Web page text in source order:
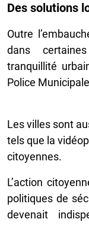
Des solutions
Outre
dans
tranquillité
Police
Les villes sont
tels que la
citoyennes.
L’action
politiques de
devenait